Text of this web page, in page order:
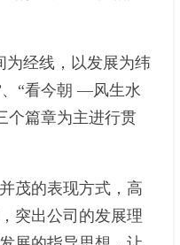
为经线，以发展为纬
“看今朝 —风生水
个篇章为主进行贯
茂的表现方式，高
突出公司的发展理